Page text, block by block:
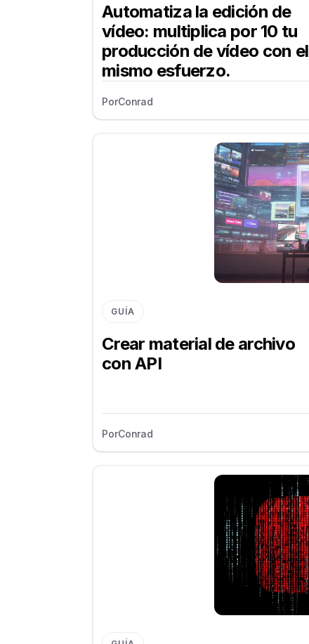
Automatiza la edición de
vídeo: multiplica por 10 tu
producción de vídeo con el
mismo esfuerzo.
PorConrad
GUÍA
Crear material de archivo
con API
PorConrad